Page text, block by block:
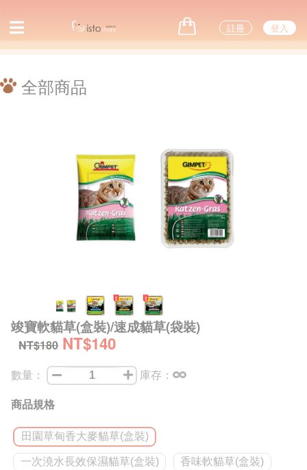
註冊 登入
全部商品
竣寶軟貓草(盒裝)/速成貓草(袋裝)
NT$180 NT$140
數量：
庫存：
商品規格
田園草甸香大麥貓草(盒裝)
一次澆水長效保濕貓草(盒裝) 香味軟貓草(盒裝)